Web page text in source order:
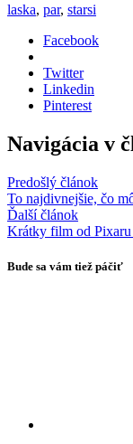
laska, par, starsi
Facebook
Twitter
Linkedin
Pinterest
Navigácia v
Predošlý článok
To najdivnejšie, čo
Ďalší článok
Krátky film od Pixaru
Bude sa vám tiež páčiť